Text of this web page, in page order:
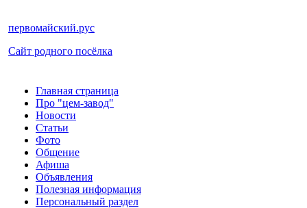
первомайский.рус
Сайт родного посёлка
Главная страница
Про "цем-завод"
Новости
Статьи
Фото
Общение
Афиша
Объявления
Полезная информация
Персональный раздел